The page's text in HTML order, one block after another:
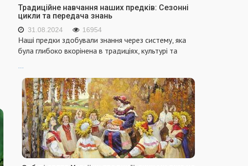
Традиційне навчання наших предків: Сезонні
цикли та передача знань
31.08.2024 16954
Наші предки здобували знання через систему, яка
була глибоко вкорінена в традиціях, культурі та
...